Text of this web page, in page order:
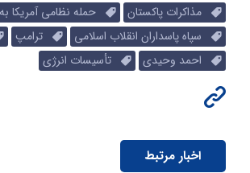
مذاکرات پاکستان
حمله نظامی آمریکا
سپاه پاسداران انقلاب اسلامی
ترامپ
احمد وحیدی
تأسیسات انرژی
اخبار مرتبط